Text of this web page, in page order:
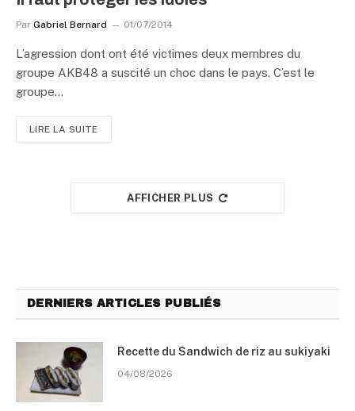
Par Gabriel Bernard 01/07/2014
L’agression dont ont été victimes deux membres du
groupe AKB48 a suscité un choc dans le pays. C’est le
groupe…
LIRE LA SUITE
AFFICHER PLUS
DERNIERS ARTICLES PUBLIÉS
Recette du Sandwich de riz au sukiyaki
04/08/2026